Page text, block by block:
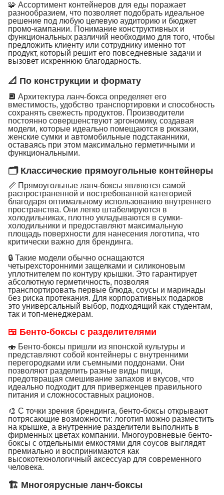
🧩 Ассортимент контейнеров для еды поражает
разнообразием, что позволяет подобрать идеальное
решение под любую целевую аудиторию и бюджет
промо-кампании. Понимание конструктивных и
функциональных различий необходимо для того, чтобы
предложить клиенту или сотруднику именно тот
продукт, который решит его повседневные задачи и
вызовет искреннюю благодарность.
📐 По конструкции и формату
🔲 Архитектура ланч-бокса определяет его
вместимость, удобство транспортировки и способность
сохранять свежесть продуктов. Производители
постоянно совершенствуют эргономику, создавая
модели, которые идеально помещаются в рюкзаки,
женские сумки и автомобильные подстаканники,
оставаясь при этом максимально герметичными и
функциональными.
🗂 Классические прямоугольные контейнеры
📏 Прямоугольные ланч-боксы являются самой
распространенной и востребованной категорией
благодаря оптимальному использованию внутреннего
пространства. Они легко штабелируются в
холодильниках, плотно укладываются в сумки-
холодильники и предоставляют максимальную
площадь поверхности для нанесения логотипа, что
критически важно для брендинга.
🔒 Такие модели обычно оснащаются
четырехсторонними защелками и силиконовым
уплотнителем по контуру крышки. Это гарантирует
абсолютную герметичность, позволяя
транспортировать первые блюда, соусы и маринады
без риска протекания. Для корпоративных подарков
это универсальный выбор, подходящий как студентам,
так и топ-менеджерам.
🍱 Бенто-боксы с разделителями
🍣 Бенто-боксы пришли из японской культуры и
представляют собой контейнеры с внутренними
перегородками или съемными поддонами. Они
позволяют разделить разные виды пищи,
предотвращая смешивание запахов и вкусов, что
идеально подходит для приверженцев правильного
питания и сложносоставных рационов.
🎨 С точки зрения брендинга, бенто-боксы открывают
потрясающие возможности: логотип можно разместить
на крышке, а внутренние разделители выполнить в
фирменных цветах компании. Многоуровневые бенто-
боксы с отдельными емкостями для соусов выглядят
премиально и воспринимаются как
высокотехнологичный аксессуар для современного
человека.
🏗 Многоярусные ланч-боксы